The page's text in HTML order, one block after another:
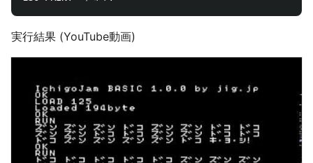
実行結果 (YouTube動画)